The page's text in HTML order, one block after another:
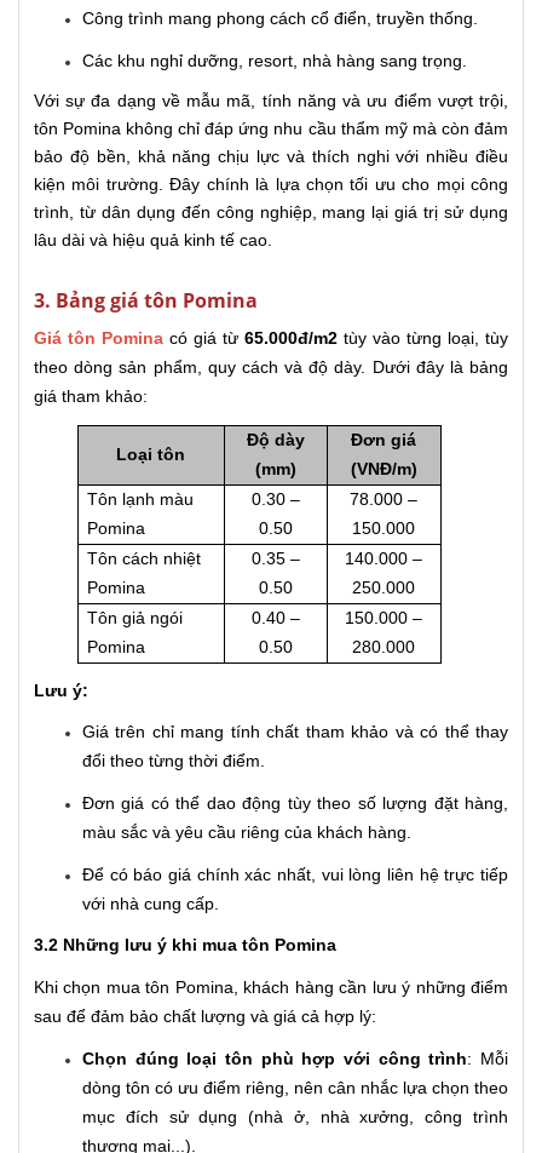
Công trình mang phong cách cổ điển, truyền thống.
Các khu nghỉ dưỡng, resort, nhà hàng sang trọng.
Với sự đa dạng về mẫu mã, tính năng và ưu điểm vượt trội,
tôn Pomina không chỉ đáp ứng nhu cầu thẩm mỹ mà còn đảm
bảo độ bền, khả năng chịu lực và thích nghi với nhiều điều
kiện môi trường. Đây chính là lựa chọn tối ưu cho mọi công
trình, từ dân dụng đến công nghiệp, mang lại giá trị sử dụng
lâu dài và hiệu quả kinh tế cao.
3. Bảng giá tôn Pomina
Giá tôn Pomina có giá từ 65.000đ/m2 tùy vào từng loại, tùy
theo dòng sản phẩm, quy cách và độ dày. Dưới đây là bảng
giá tham khảo:
Loại tôn
Độ dày
(mm)
Đơn giá
(VNĐ/m)
Tôn lạnh màu
Pomina
0.30 –
0.50
78.000 –
150.000
Tôn cách nhiệt
Pomina
0.35 –
0.50
140.000 –
250.000
Tôn giả ngói
Pomina
0.40 –
0.50
150.000 –
280.000
Lưu ý:
Giá trên chỉ mang tính chất tham khảo và có thể thay
đổi theo từng thời điểm.
Đơn giá có thể dao động tùy theo số lượng đặt hàng,
màu sắc và yêu cầu riêng của khách hàng.
Để có báo giá chính xác nhất, vui lòng liên hệ trực tiếp
với nhà cung cấp.
3.2 Những lưu ý khi mua tôn Pomina
Khi chọn mua tôn Pomina, khách hàng cần lưu ý những điểm
sau để đảm bảo chất lượng và giá cả hợp lý:
Chọn đúng loại tôn phù hợp với công trình: Mỗi
dòng tôn có ưu điểm riêng, nên cân nhắc lựa chọn theo
mục đích sử dụng (nhà ở, nhà xưởng, công trình
thương mại...).